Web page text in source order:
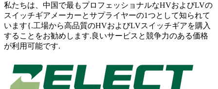
私たちは、中国で最もプロフェッショナルなHVおよびLVの
スイッチギアメーカーとサプライヤーの1つとして知られて
います{.工場から高品質のHVおよびLVスイッチギアを購入
することをお勧めします.良いサービスと競争力のある価格
が利用可能です.